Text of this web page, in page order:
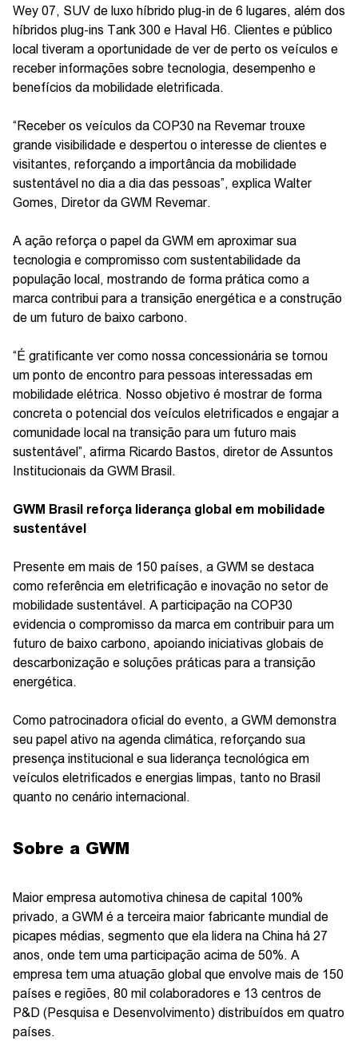
Wey 07, SUV de luxo híbrido plug-in de 6 lugares, além dos
híbridos plug-ins Tank 300 e Haval H6. Clientes e público
local tiveram a oportunidade de ver de perto os veículos e
receber informações sobre tecnologia, desempenho e
benefícios da mobilidade eletrificada.
“Receber os veículos da COP30 na Revemar trouxe
grande visibilidade e despertou o interesse de clientes e
visitantes, reforçando a importância da mobilidade
sustentável no dia a dia das pessoas”, explica Walter
Gomes, Diretor da GWM Revemar.
A ação reforça o papel da GWM em aproximar sua
tecnologia e compromisso com sustentabilidade da
população local, mostrando de forma prática como a
marca contribui para a transição energética e a construção
de um futuro de baixo carbono.
“É gratificante ver como nossa concessionária se tornou
um ponto de encontro para pessoas interessadas em
mobilidade elétrica. Nosso objetivo é mostrar de forma
concreta o potencial dos veículos eletrificados e engajar a
comunidade local na transição para um futuro mais
sustentável”, afirma Ricardo Bastos, diretor de Assuntos
Institucionais da GWM Brasil.
GWM Brasil reforça liderança global em mobilidade
sustentável
Presente em mais de 150 países, a GWM se destaca
como referência em eletrificação e inovação no setor de
mobilidade sustentável. A participação na COP30
evidencia o compromisso da marca em contribuir para um
futuro de baixo carbono, apoiando iniciativas globais de
descarbonização e soluções práticas para a transição
energética.
Como patrocinadora oficial do evento, a GWM demonstra
seu papel ativo na agenda climática, reforçando sua
presença institucional e sua liderança tecnológica em
veículos eletrificados e energias limpas, tanto no Brasil
quanto no cenário internacional.
Sobre a GWM
Maior empresa automotiva chinesa de capital 100%
privado, a GWM é a terceira maior fabricante mundial de
picapes médias, segmento que ela lidera na China há 27
anos, onde tem uma participação acima de 50%. A
empresa tem uma atuação global que envolve mais de 150
países e regiões, 80 mil colaboradores e 13 centros de
P&D (Pesquisa e Desenvolvimento) distribuídos em quatro
países.